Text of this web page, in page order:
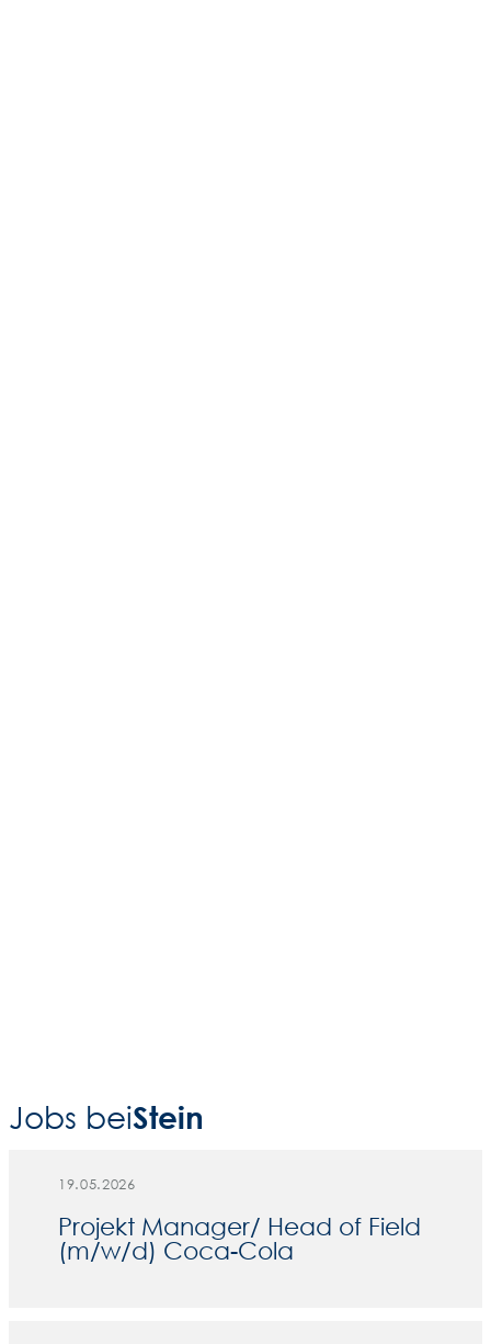
Jobs beiStein
19.05.2026
Projekt Manager/ Head of Field
(m/w/d) Coca-Cola